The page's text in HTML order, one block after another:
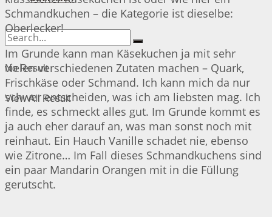
No Result
View All Result
Schmandkuchen – die Kategorie ist dieselbe:
Oberlecker!
Im Grunde kann man Käsekuchen ja mit sehr
vielen verschiedenen Zutaten machen – Quark,
Frischkäse oder Schmand. Ich kann mich da nur
schwer entscheiden, was ich am liebsten mag. Ich
finde, es schmeckt alles gut. Im Grunde kommt es
ja auch eher darauf an, was man sonst noch mit
reinhaut. Ein Hauch Vanille schadet nie, ebenso
wie Zitrone… Im Fall dieses Schmandkuchens sind
ein paar Mandarin Orangen mit in die Füllung
gerutscht.